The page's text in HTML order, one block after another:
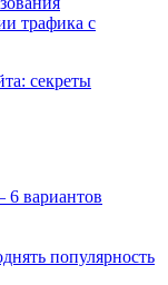
секреты
6 вариантов
популярность